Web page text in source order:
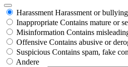
Harassment Harassment or
Inappropriate Contains mature or
Misinformation Contains
Offensive Contains abusive or
Suspicious Contains spam, fake
Andere